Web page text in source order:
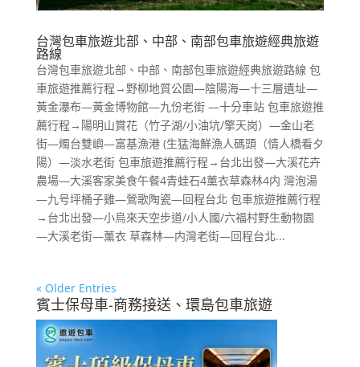
台灣包車旅遊北部、中部、南部包車旅遊經典旅遊
路線
台灣包車旅遊北部、中部、南部包車旅遊經典旅遊路線 包
車旅遊推薦行程→野柳地質公園—陰陽海—十三層遺址—
黃金瀑布—黃金博物館—九份老街 —十分車站 包車旅遊推
薦行程→陽明山賞花（竹子湖/小油坑/擎天岗）—金山老
街—燭台雙嶼—富基漁港 (生猛海鮮漁人碼頭（情人橋看夕
陽）—淡水老街 包車旅遊推薦行程→台北出發—大溪花卉
農場—大溪客家美食午餐4青蛙石4薰衣草森林4内 灣泡湯
—九号坪桶子雞—鶯歌陶瓷—回程台北 包車旅遊推薦行程
→台北出發—小烏來天空步道/小人國/六福村野生動物園
—大溪老街—薰衣 草森林—内灣老街—回程台北...
« Older Entries
賓士保母車-商務接送、環島包車旅遊